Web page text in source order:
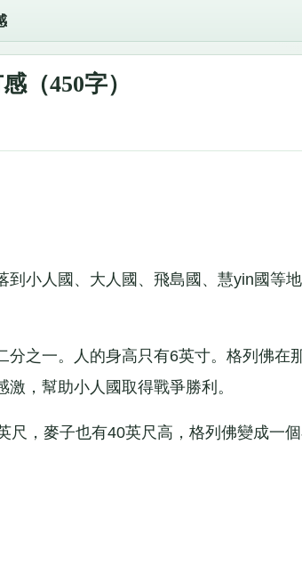
（450字）
小人國、大人國、飛島國、慧yin國等
之一。人的身高只有6英寸。格列佛在
，幫助小人國取得戰爭勝利。
，麥子也有40英尺高，格列佛變成一